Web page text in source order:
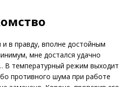
и в правду, вполне достойным
мне достался удачно
В температурный режим выходит
противного шума при работе